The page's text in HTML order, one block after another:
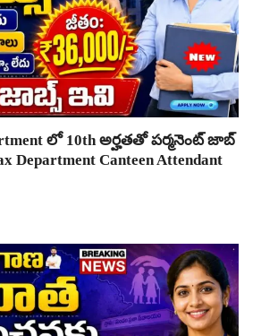
లో 10th అర్హతతో పర్మనెంట్ జాబ్
Department Canteen Attendant